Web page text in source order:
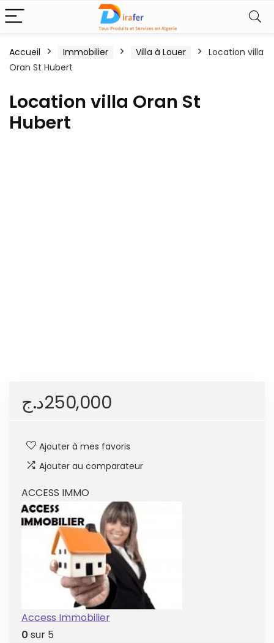
Accueil Immobilier Villa à Louer
Location villa
Oran St Hubert
Location villa Oran St
Hubert
250,000د.ج
Ajouter à mes favoris
Ajouter au comparateur
ACCESS IMMO
Access Immobilier
0 sur 5